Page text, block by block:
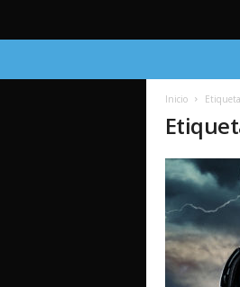
Inicio